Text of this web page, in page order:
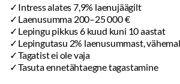
Intress alates 7,9% laenujäägilt
Laenusumma 200–25 000 €
Lepingu pikkus 6 kuud kuni 10 aastat
Lepingutasu 2% laenusummast,
Tagatist ei ole vaja
Tasuta ennetähtaegne tagastamine